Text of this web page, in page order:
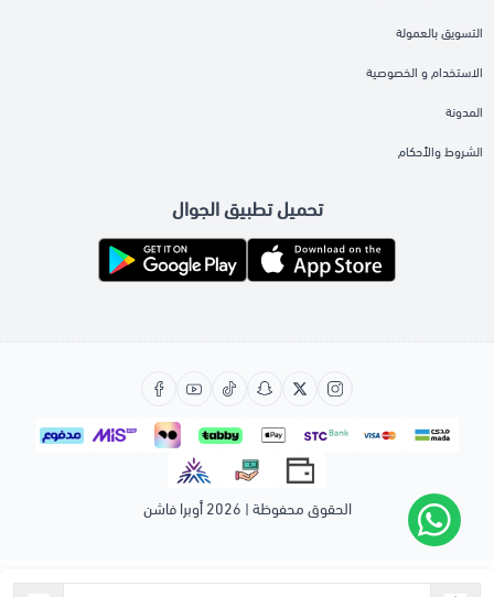
التسويق بالعمولة
الاستخدام و الخصوصية
المدونة
الشروط والأحكام
تحميل تطبيق الجوال
الحقوق محفوظة | 2026 أوبرا فاشن